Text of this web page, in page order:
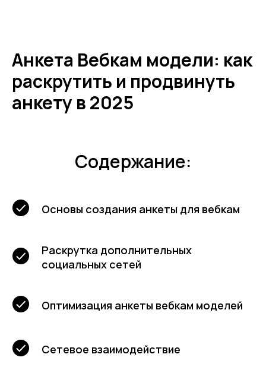
Анкета Вебкам модели: как
раскрутить и продвинуть
анкету в 2025
Содержание:
Основы создания анкеты для вебкам
Раскрутка дополнительных
социальных сетей
Оптимизация анкеты вебкам моделей
Сетевое взаимодействие